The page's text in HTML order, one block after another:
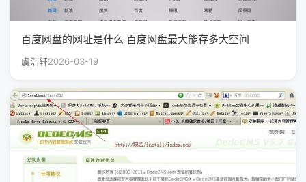
百度网盘的网址是什么 百度网盘最大能存多大空间
虞浩轩2026-03-19